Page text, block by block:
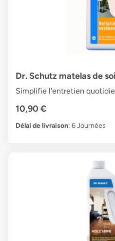
Dr. Schutz matelas de
Simplifie l'entretien
10,90 €
Délai de livraison: 6 Journées